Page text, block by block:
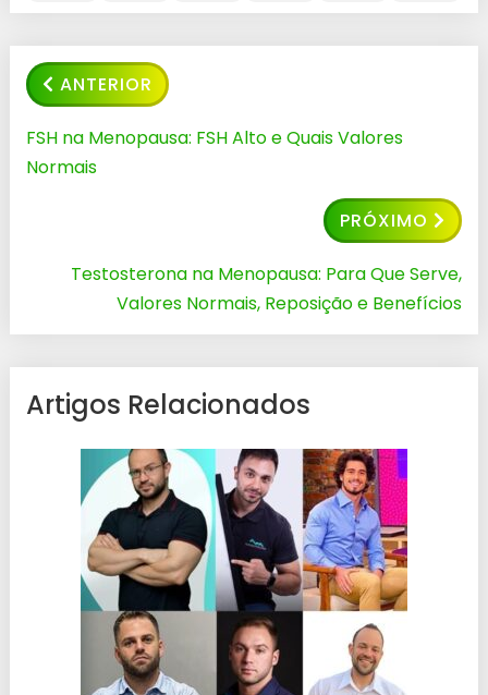
ANTERIOR
FSH na Menopausa: FSH Alto e Quais Valores
Normais
PRÓXIMO
Testosterona na Menopausa: Para Que Serve,
Valores Normais, Reposição e Benefícios
Artigos Relacionados